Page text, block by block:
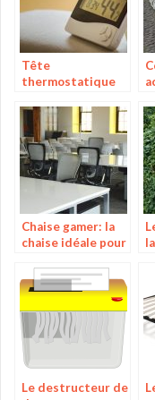
Tête
thermostatique
contrôle de
température dans
les pièces
?
Chaise gamer: la
chaise idéale pour
supplémentaires
Le destructeur de